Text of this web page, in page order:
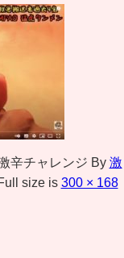
辛チャレンジ By 激
size is 300 × 168